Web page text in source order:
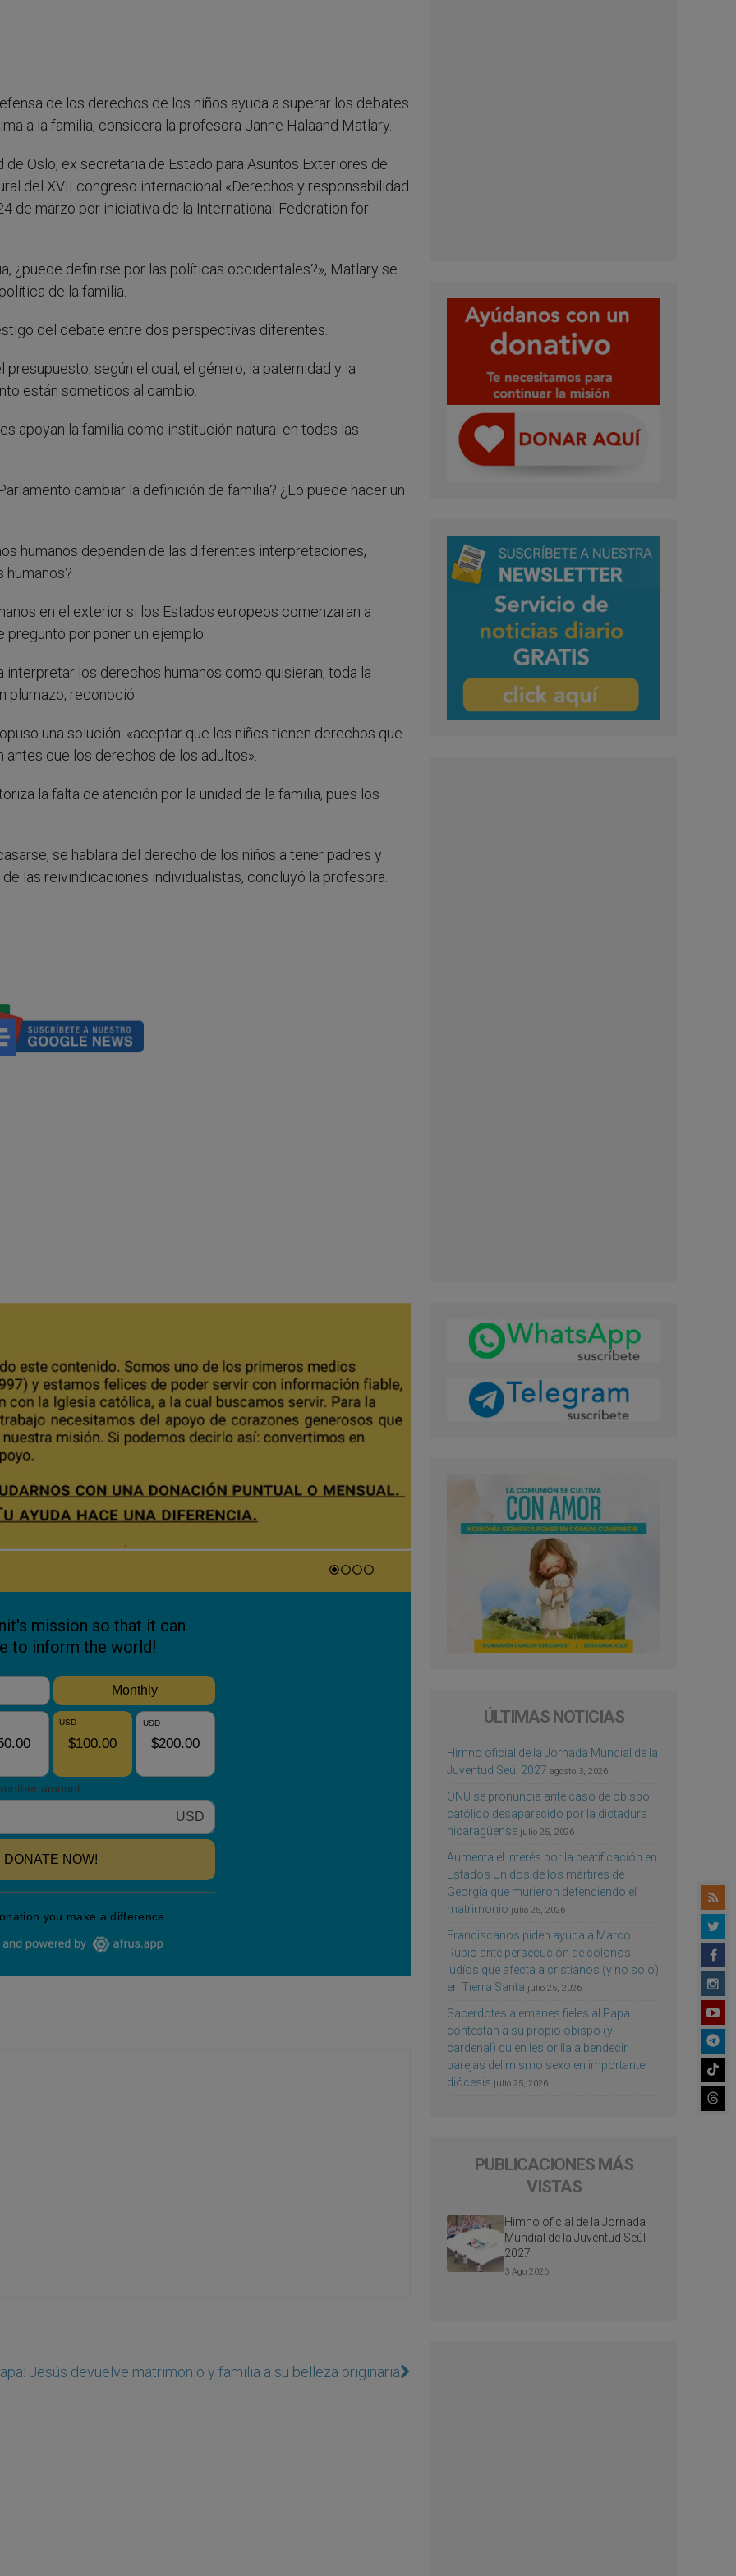
de los derechos de los niños ayuda a superar los debates
a la familia, considera la profesora Janne Halaand Matlary.
Oslo, ex secretaria de Estado para Asuntos Exteriores de
del XVII congreso internacional «Derechos y responsabilidad
de marzo por iniciativa de la International Federation for
¿puede definirse por las políticas occidentales?», Matlary se
de la familia.
del debate entre dos perspectivas diferentes.
según el cual, el género, la paternidad y la
están sometidos al cambio.
apoyan la familia como institución natural en todas las
cambiar la definición de familia? ¿Lo puede hacer un
humanos dependen de las diferentes interpretaciones,
humanos?
en el exterior si los Estados europeos comenzaran a
preguntó por poner un ejemplo.
interpretar los derechos humanos como quisieran, toda la
plumazo, reconoció.
una solución: «aceptar que los niños tienen derechos que
que los derechos de los adultos».
la falta de atención por la unidad de la familia, pues los
se hablara del derecho de los niños a tener padres y
las reivindicaciones individualistas, concluyó la profesora.
Jesús devuelve matrimonio y familia a su belleza originaria
ÚLTIMAS NOTICIAS
Himno oficial de la Jornada Mundial de la
Juventud Seúl 2027 agosto 3, 2026
ONU se pronuncia ante caso de obispo
católico desaparecido por la dictadura
nicaragüense julio 25, 2026
Aumenta el interés por la beatificación en
Estados Unidos de los mártires de
Georgia que murieron defendiendo el
matrimonio julio 25, 2026
Franciscanos piden ayuda a Marco
Rubio ante persecución de colonos
judíos que afecta a cristianos (y no sólo)
en Tierra Santa julio 25, 2026
Sacerdotes alemanes fieles al Papa
contestan a su propio obispo (y
cardenal) quien les orilla a bendecir
parejas del mismo sexo en importante
diócesis julio 25, 2026
PUBLICACIONES MÁS
VISTAS
Himno oficial de la Jornada
Mundial de la Juventud Seúl
2027
3 Ago 2026